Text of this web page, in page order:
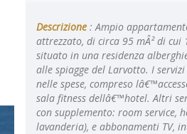
Descrizione : Ampio
attrezzato, di circa 95 mÂ² di cui
situato in una residenza
alle spiagge del Larvotto. I
nelle spese, compreso
sala fitness dellâ€™hotel. Altri
con supplemento: room service,
lavanderia), e abbonamenti TV,